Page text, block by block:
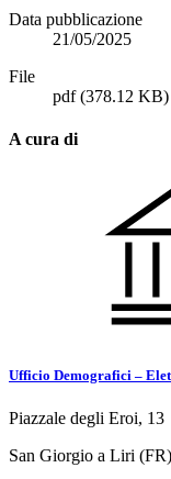
Data pubblicazione
21/05/2025
File
pdf(378.12 KB)
A cura di
Ufficio Demografici –
Piazzale degli Eroi, 13
San Giorgio a Liri